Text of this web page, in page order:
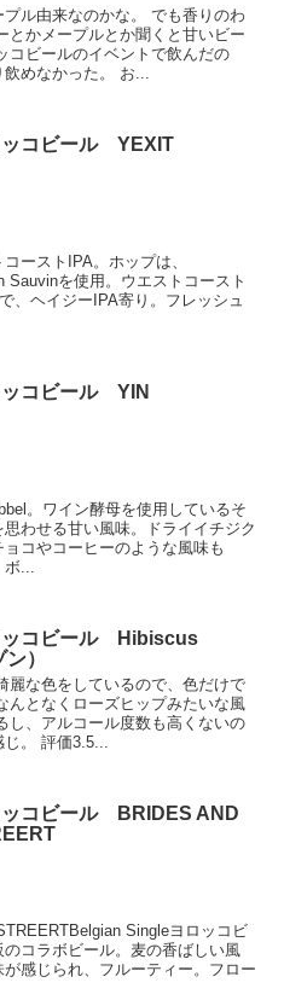
ル由来なのかな。 でも香りのわ
とかメープルとか聞くと甘いビー
コビールのイベントで飲んだの
めなかった。 お...
ッコビール YEXIT
ーストIPA。ホップは、
を使用。ウエストコースト
、ヘイジーIPA寄り。フレッシュ
ッコビール YIN
。ワイン酵母を使用しているそ
わせる甘い風味。ドライイチジク
コやコーヒーのような風味も
...
ッコビール Hibiscus
）
麗な色をしているので、色だけで
んとなくローズヒップみたいな風
し、アルコール度数も高くないの
じ。 評価3.5...
ッコビール BRIDES AND
Singleヨロッコビ
コラボビール。麦の香ばしい風
感じられ、フルーティー。フロー